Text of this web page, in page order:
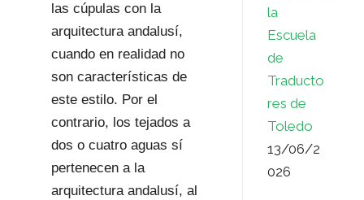
las cúpulas con la
arquitectura andalusí,
cuando en realidad no
son características de
este estilo. Por el
contrario, los tejados a
dos o cuatro aguas sí
pertenecen a la
arquitectura andalusí, al
la
Escuela
de
Traducto
res de
Toledo
13/06/2
026